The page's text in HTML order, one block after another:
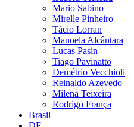
Mario Sabino
Mirelle Pinheiro
Tácio Lorran
Manoela Alcântara
Lucas Pasin
Tiago Pavinatto
Demétrio Vecchioli
Reinaldo Azevedo
Milena Teixeira
Rodrigo França
Brasil